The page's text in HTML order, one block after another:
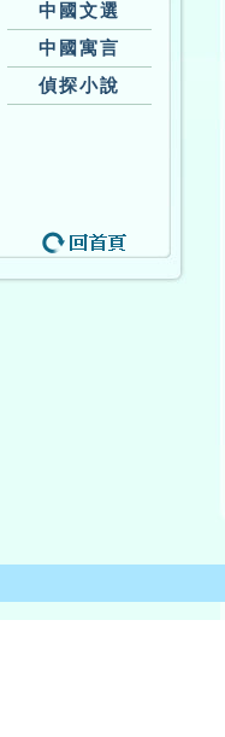
中國文選
中國寓言
偵探小說